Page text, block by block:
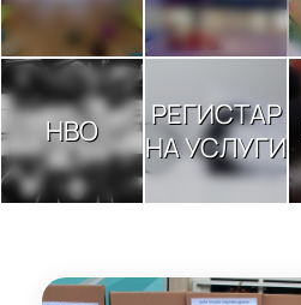
НВО
РЕГИСТАР
НА УСЛУГИ